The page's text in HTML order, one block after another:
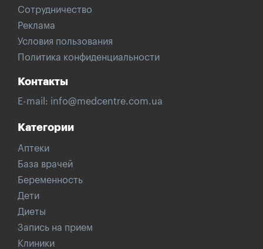
Сотрудничество
Реклама
Условия пользования
Политика конфиденциальности
Контакты
E-mail: info@medcentre.com.ua
Категории
Аптеки
База врачей
Беременность
Дети
Диеты
Запись на прием
Клиники